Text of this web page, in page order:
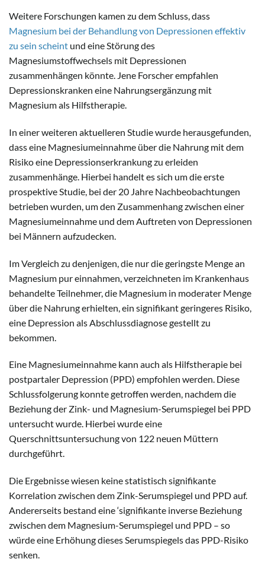
Weitere Forschungen kamen zu dem Schluss, dass
Magnesium bei der Behandlung von Depressionen effektiv
zu sein scheint und eine Störung des
Magnesiumstoffwechsels mit Depressionen
zusammenhängen könnte. Jene Forscher empfahlen
Depressionskranken eine Nahrungsergänzung mit
Magnesium als Hilfstherapie.
In einer weiteren aktuelleren Studie wurde herausgefunden,
dass eine Magnesiumeinnahme über die Nahrung mit dem
Risiko eine Depressionserkrankung zu erleiden
zusammenhänge. Hierbei handelt es sich um die erste
prospektive Studie, bei der 20 Jahre Nachbeobachtungen
betrieben wurden, um den Zusammenhang zwischen einer
Magnesiumeinnahme und dem Auftreten von Depressionen
bei Männern aufzudecken.
Im Vergleich zu denjenigen, die nur die geringste Menge an
Magnesium pur einnahmen, verzeichneten im Krankenhaus
behandelte Teilnehmer, die Magnesium in moderater Menge
über die Nahrung erhielten, ein signifikant geringeres Risiko,
eine Depression als Abschlussdiagnose gestellt zu
bekommen.
Eine Magnesiumeinnahme kann auch als Hilfstherapie bei
postpartaler Depression (PPD) empfohlen werden. Diese
Schlussfolgerung konnte getroffen werden, nachdem die
Beziehung der Zink- und Magnesium-Serumspiegel bei PPD
untersucht wurde. Hierbei wurde eine
Querschnittsuntersuchung von 122 neuen Müttern
durchgeführt.
Die Ergebnisse wiesen keine statistisch signifikante
Korrelation zwischen dem Zink-Serumspiegel und PPD auf.
Andererseits bestand eine ‘signifikante inverse Beziehung
zwischen dem Magnesium-Serumspiegel und PPD – so
würde eine Erhöhung dieses Serumspiegels das PPD-Risiko
senken.